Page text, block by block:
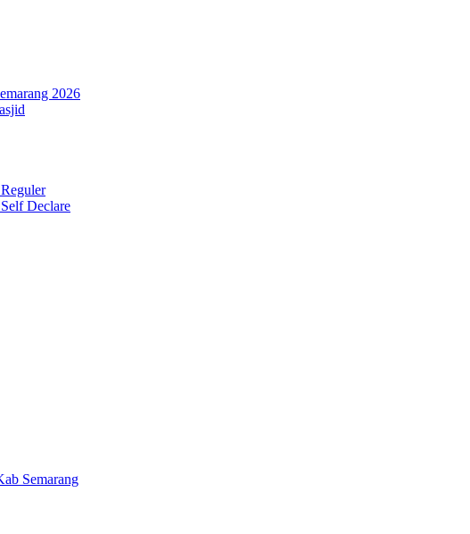
2026
Declare
Semarang